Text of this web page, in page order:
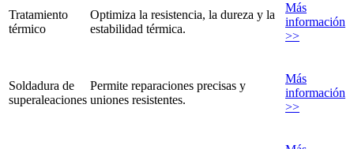
Tratamiento
térmico
Optimiza la resistencia, la dureza y la
estabilidad térmica.
Más
información
>>
Soldadura de
superaleaciones
Permite reparaciones precisas y
uniones resistentes.
Más
información
>>